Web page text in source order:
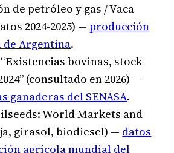
de petróleo y gas / Vaca
2024-2025) —producción
de Argentina.
“Existencias bovinas, stock
(consultado en 2026) —
ganaderas del SENASA.
World Markets and
girasol, biodiesel) — datos
agrícola mundial del